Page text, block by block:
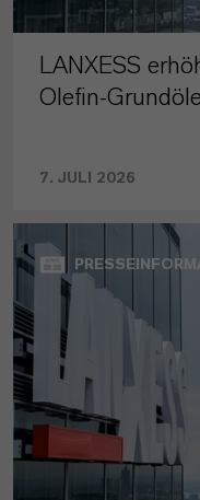
LANXESS
Olefin-
7. JULI 2026